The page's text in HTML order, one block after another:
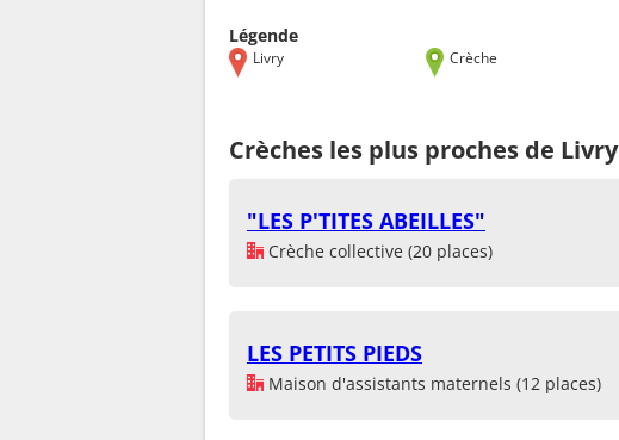
Légende
Livry Crèche
Crèches les plus proches de Livry
"LES P'TITES ABEILLES"
Crèche collective (20 places)
LES PETITS PIEDS
Maison d'assistants maternels (12 places)